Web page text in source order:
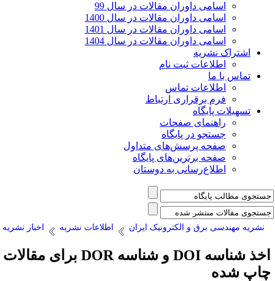
اسامی داوران مقالات در سال 99
اسامی داوران مقالات در سال 1400
اسامی داوران مقالات در سال 1401
اسامی داوران مقالات در سال 1404
اشتراک نشریه
اطلاعات ثبت نام
تماس با ما
اطلاعات تماس
فرم برقراری ارتباط
تسهیلات پایگاه
راهنمای صفحات
جستجو در پایگاه
صفحه پرسش‌های متداول
صفحه برترین‌های پایگاه
اطلاع‌رسانی به دوستان
نشریه مهندسی برق و الکترونیک ایران اطلاعات نشریه اخبار نشریه
اخذ شناسه DOI و شناسه DOR برای مقالات
شده